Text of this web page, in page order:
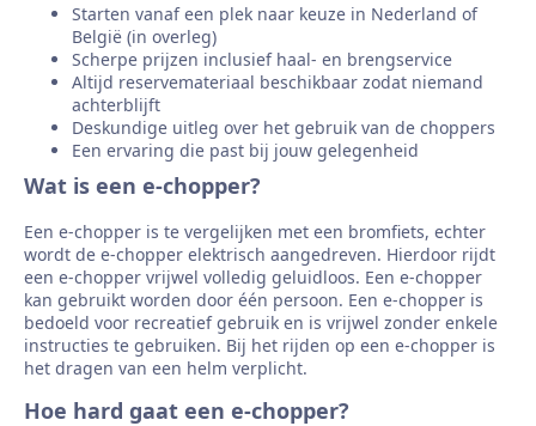
Starten vanaf een plek naar keuze in Nederland of
België (in overleg)
Scherpe prijzen inclusief haal- en brengservice
Altijd reservemateriaal beschikbaar zodat niemand
achterblijft
Deskundige uitleg over het gebruik van de choppers
Een ervaring die past bij jouw gelegenheid
Wat is een e-chopper?
Een e-chopper is te vergelijken met een bromfiets, echter
wordt de e-chopper elektrisch aangedreven. Hierdoor rijdt
een e-chopper vrijwel volledig geluidloos. Een e-chopper
kan gebruikt worden door één persoon. Een e-chopper is
bedoeld voor recreatief gebruik en is vrijwel zonder enkele
instructies te gebruiken. Bij het rijden op een e-chopper is
het dragen van een helm verplicht.
Hoe hard gaat een e-chopper?